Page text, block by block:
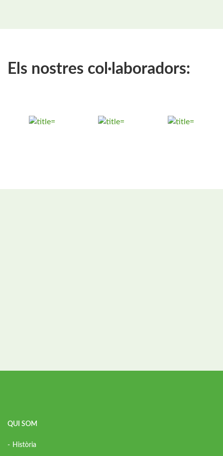
Els nostres col·laboradors:
QUI SOM
Història